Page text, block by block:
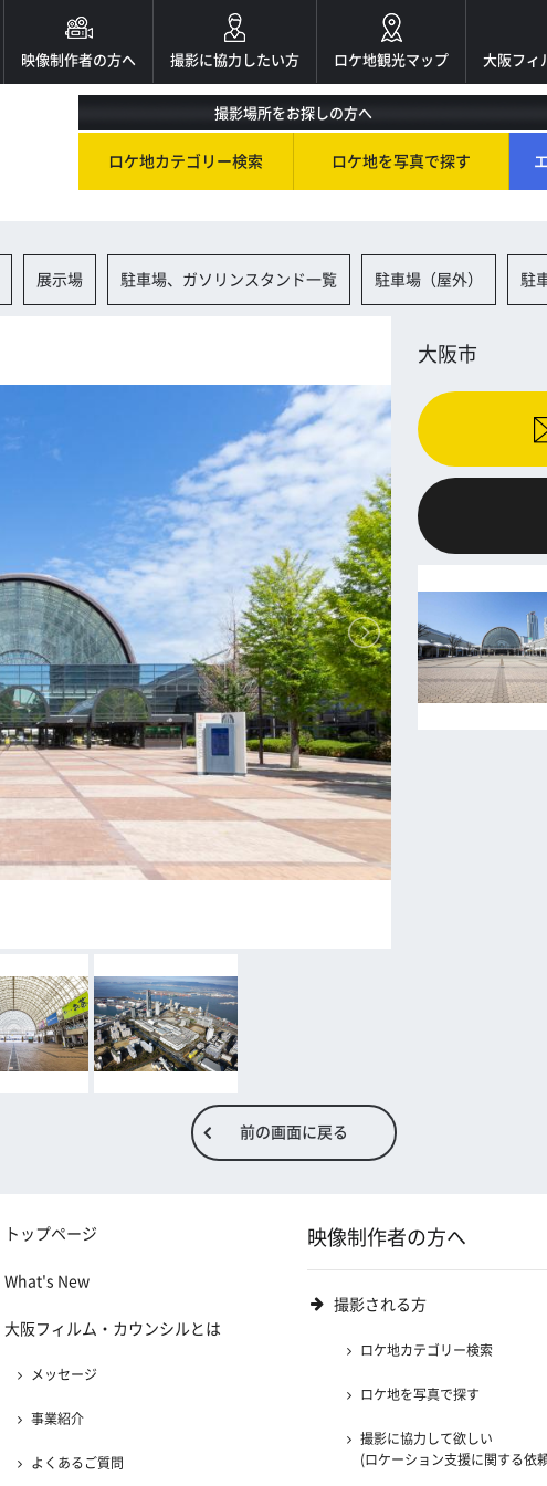
映像制作者の方へ 撮影に協力したい方 ロケ地観光マップ 大阪フィ
撮影場所をお探しの方へ
ロケ地カテゴリー検索 ロケ地を写真で探す
展示場 駐車場、ガソリンスタンド一覧 駐車場（屋外） 駐
大阪市
前の画面に戻る
トップページ
What's New
大阪フィルム・カウンシルとは
メッセージ
事業紹介
よくあるご質問
映像制作者の方へ
撮影される方
ロケ地カテゴリー検索
ロケ地を写真で探す
撮影に協力して欲しい
(ロケーション支援に関する依